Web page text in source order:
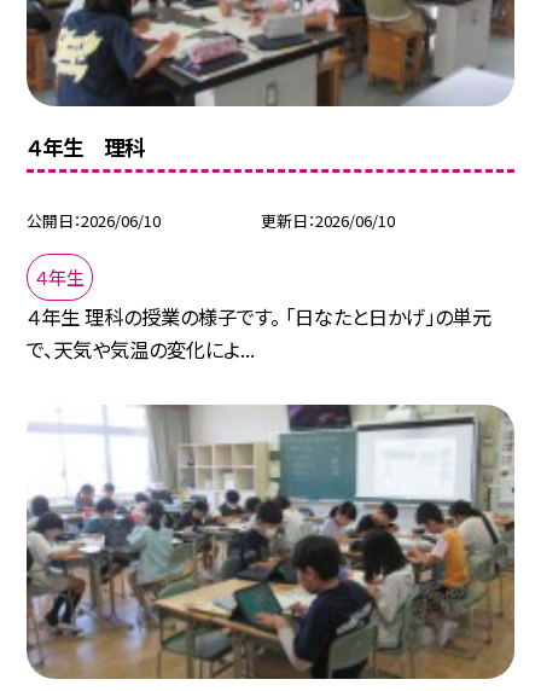
４年生 理科
公開日 2026/06/10 更新日 2026/06/10
４年生
４年生 理科の授業の様子です。 「日なたと日かげ」の単元
で、天気や気温の変化によ...